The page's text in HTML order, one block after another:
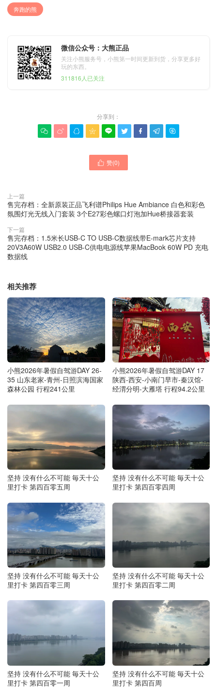
奔跑的熊
微信公众号：大熊正品
关注小熊服务号，小熊第一时间更新到货，分享更多好
玩的东西。
311816人已关注
分享到：
        
 赞(0)
上一篇
售完存档：全新原装正品飞利谱Philips Hue Ambiance 白色和彩色
氛围灯光无线入门套装 3个E27彩色螺口灯泡加Hue桥接器套装
下一篇
售完存档：1.5米长USB-C TO USB-C数据线带E-mark芯片支持
20V3A60W USB2.0 USB-C供电电源线苹果MacBook 60W PD 充电
数据线
相关推荐
小熊2026年暑假自驾游DAY 26-
35 山东老家-青州-日照滨海国家
森林公园 行程241公里
小熊2026年暑假自驾游DAY 17
陕西-西安-小南门早市-秦汉馆-
经渭分明-大雁塔 行程94.2公里
坚持 没有什么不可能 毎天十公
里打卡 第四百零五周
坚持 没有什么不可能 毎天十公
里打卡 第四百零四周
坚持 没有什么不可能 毎天十公
里打卡 第四百零三周
坚持 没有什么不可能 毎天十公
里打卡 第四百零二周
坚持 没有什么不可能 毎天十公
里打卡 第四百零一周
坚持 没有什么不可能 毎天十公
里打卡 第四百周